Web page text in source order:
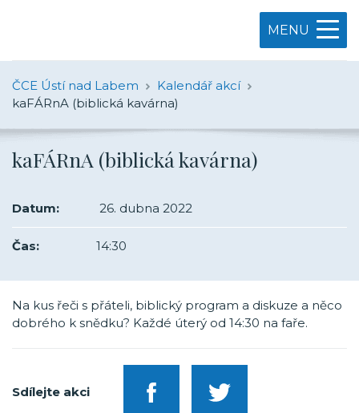
MENU
ČCE Ústí nad Labem
Kalendář akcí
kaFÁRnA (biblická kavárna)
kaFÁRnA (biblická kavárna)
Datum: 26. dubna 2022
Čas: 14:30
Na kus řeči s přáteli, biblický program a diskuze a něco
dobrého k snědku? Každé úterý od 14:30 na faře.
Sdílejte akci